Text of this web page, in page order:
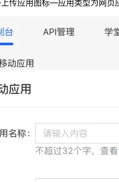
传应用图标—应用类型为网